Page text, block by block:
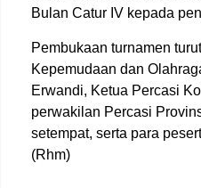
Bulan Catur IV kepada
Pembukaan turnamen
Kepemudaan dan
Erwandi, Ketua Percasi
perwakilan Percasi
setempat, serta para
(Rhm)